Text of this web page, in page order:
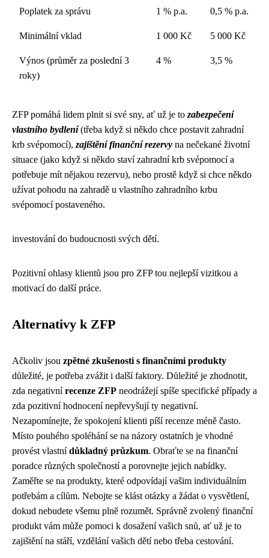
Poplatek za správu 1 % p.a. 0,5 % p.a.
Minimální vklad 1 000 Kč 5 000 Kč
Výnos (průměr za poslední 3
roky)
4 % 3,5 %
ZFP pomáhá lidem plnit si své sny, ať už je to zabezpečení
vlastního bydlení(třeba když si někdo chce postavit zahradní
krb svépomocí), zajištění finanční rezervy na nečekané životní
situace (jako když si někdo staví zahradní krb svépomocí a
potřebuje mít nějakou rezervu), nebo prostě když si chce někdo
užívat pohodu na zahradě u vlastního zahradního krbu
svépomocí postaveného.
investování do budoucnosti svých dětí.
Pozitivní ohlasy klientů jsou pro ZFP tou nejlepší vizitkou a
motivací do další práce.
Alternativy k ZFP
Ačkoliv jsou zpětné zkušenosti s finančními produkty
důležité, je potřeba zvážit i další faktory. Důležité je zhodnotit,
zda negativnírecenze ZFP neodrážejí spíše specifické případy a
zda pozitivní hodnocení nepřevyšují ty negativní.
Nezapomínejte, že spokojení klienti píší recenze méně často.
Místo pouhého spoléhání se na názory ostatních je vhodné
provést vlastnídůkladný průzkum. Obraťte se na finanční
poradce různých společností a porovnejte jejich nabídky.
Zaměřte se na produkty, které odpovídají vašim individuálním
potřebám a cílům. Nebojte se klást otázky a žádat o vysvětlení,
dokud nebudete všemu plně rozumět. Správně zvolený finanční
produkt vám může pomoci k dosažení vašich snů, ať už je to
zajištění na stáří, vzdělání vašich dětí nebo třeba cestování.